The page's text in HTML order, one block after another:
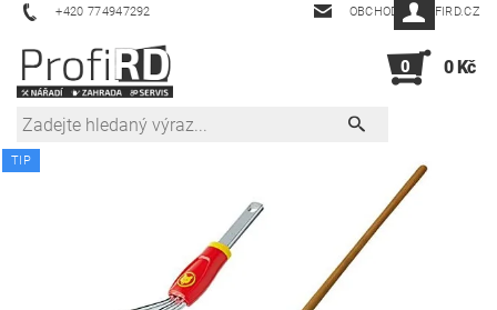
+420 774947292 OBCHOD@PROFIRD.CZ
0 0 Kč
TIP